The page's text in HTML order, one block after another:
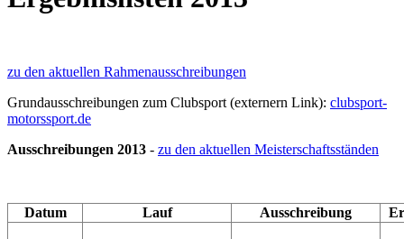
zu den aktuellen Rahmenausschreibungen
Grundausschreibungen zum Clubsport (externern Link): clubsport-
motorssport.de
Ausschreibungen 2013 - zu den aktuellen Meisterschaftsständen
Datum Lauf Ausschreibung